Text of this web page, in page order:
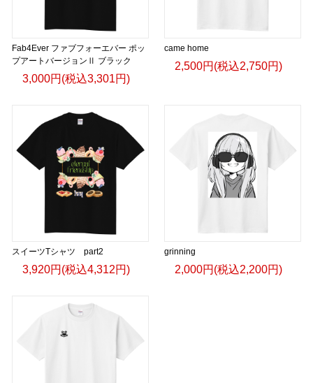
Fab4Ever ファブフォーエバー ポッ
プアートバージョンⅡ ブラック
3,000円(税込3,301円)
came home
2,500円(税込2,750円)
スイーツTシャツ part2
3,920円(税込4,312円)
grinning
2,000円(税込2,200円)